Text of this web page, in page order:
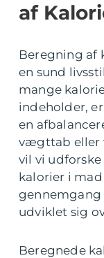
af
Beregning af
en sund
mange
indeholder,
en
vægttab eller
vil vi
kalorier i
gennemgang
udviklet sig
Beregnede